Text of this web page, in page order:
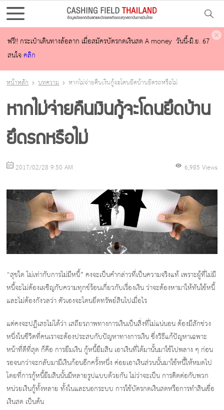
ฟรี!! กระเป๋าเดินทางล้อลาก เมื่อสมัครบัตรกดเงินสด A money วันนี้-มิ.ย. 67
สนใจคลิก
หน้าหลัก บทความ หากไม่จ่ายคืนเงินกู้จะโดนยึดบ้านยึดรถหรือไม่
หากไม่จ่ายคืนเงินกู้จะโดนยึดบ้าน
ยึดรถหรือไม่
2017/02/28 9:50 AM 6,985 Views
“สุขใด ไม่เท่ากับการไม่มีหนี้” คงจะเป็นคำกล่าวที่เป็นความจริงแท้ เพราะผู้ที่ไม่มี
หนี้จะไม่ต้องเผชิญกับความทุกข์ร้อนเกี่ยวกับเรื่องเงิน ว่าจะต้องหามาให้ทันใช้หนี้
และไม่ต้องกังวลว่า ตัวเองจะโดนยึดทรัพย์สินไปเมื่อไร
แต่คงจะปฏิเสธไม่ได้ว่า เสถียรภาพทางการเงินเป็นสิ่งที่ไม่แน่นอน ต้องมีสักช่วง
หนึ่งในชีวิตที่คนเราจะต้องประสบกับปัญหาทางการเงิน ซึ่งวิธีแก้ปัญหาเฉพาะ
หน้าที่ดีที่สุด ก็คือ การยืมเงิน กู้หนี้ยืมสิน เอาเงินที่ได้มานั้นมาใช้ไปพลาง ๆ ก่อน
รอจนกว่าจะกลับมามีเงินก้อนอีกครั้งหนึ่ง ค่อยเอาเงินส่วนนั้นมาใช้หนี้ให้หมดไป
โดยที่การกู้หนี้ยืมสินนั้นมีหลายรูปแบบด้วยกัน ไม่ว่าจะเป็น การติดต่อกับพวก
หน่วยเงินกู้ทั้งหลาย ทั้งในและนอกระบบ การใช้บัตรกดเงินสดหรือการทำสินเชื่อ
เงินสด เป็นต้น